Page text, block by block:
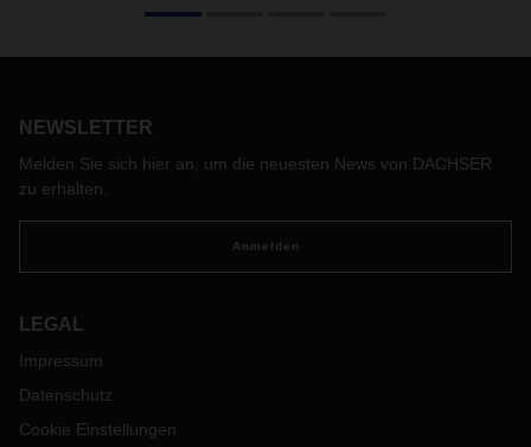
Kurs mit verstärkten eigenen Kapazitäten auch im neuen
NEWSLETTER
Melden Sie sich hier an, um die neuesten News von DACHSER
zu erhalten.
Anmelden
LEGAL
Impressum
Datenschutz
Cookie Einstellungen